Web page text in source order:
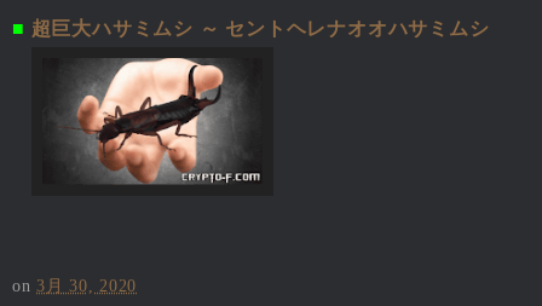
■ 超巨大ハサミムシ ～ セントヘレナオオハサミムシ
on3月 30, 2020